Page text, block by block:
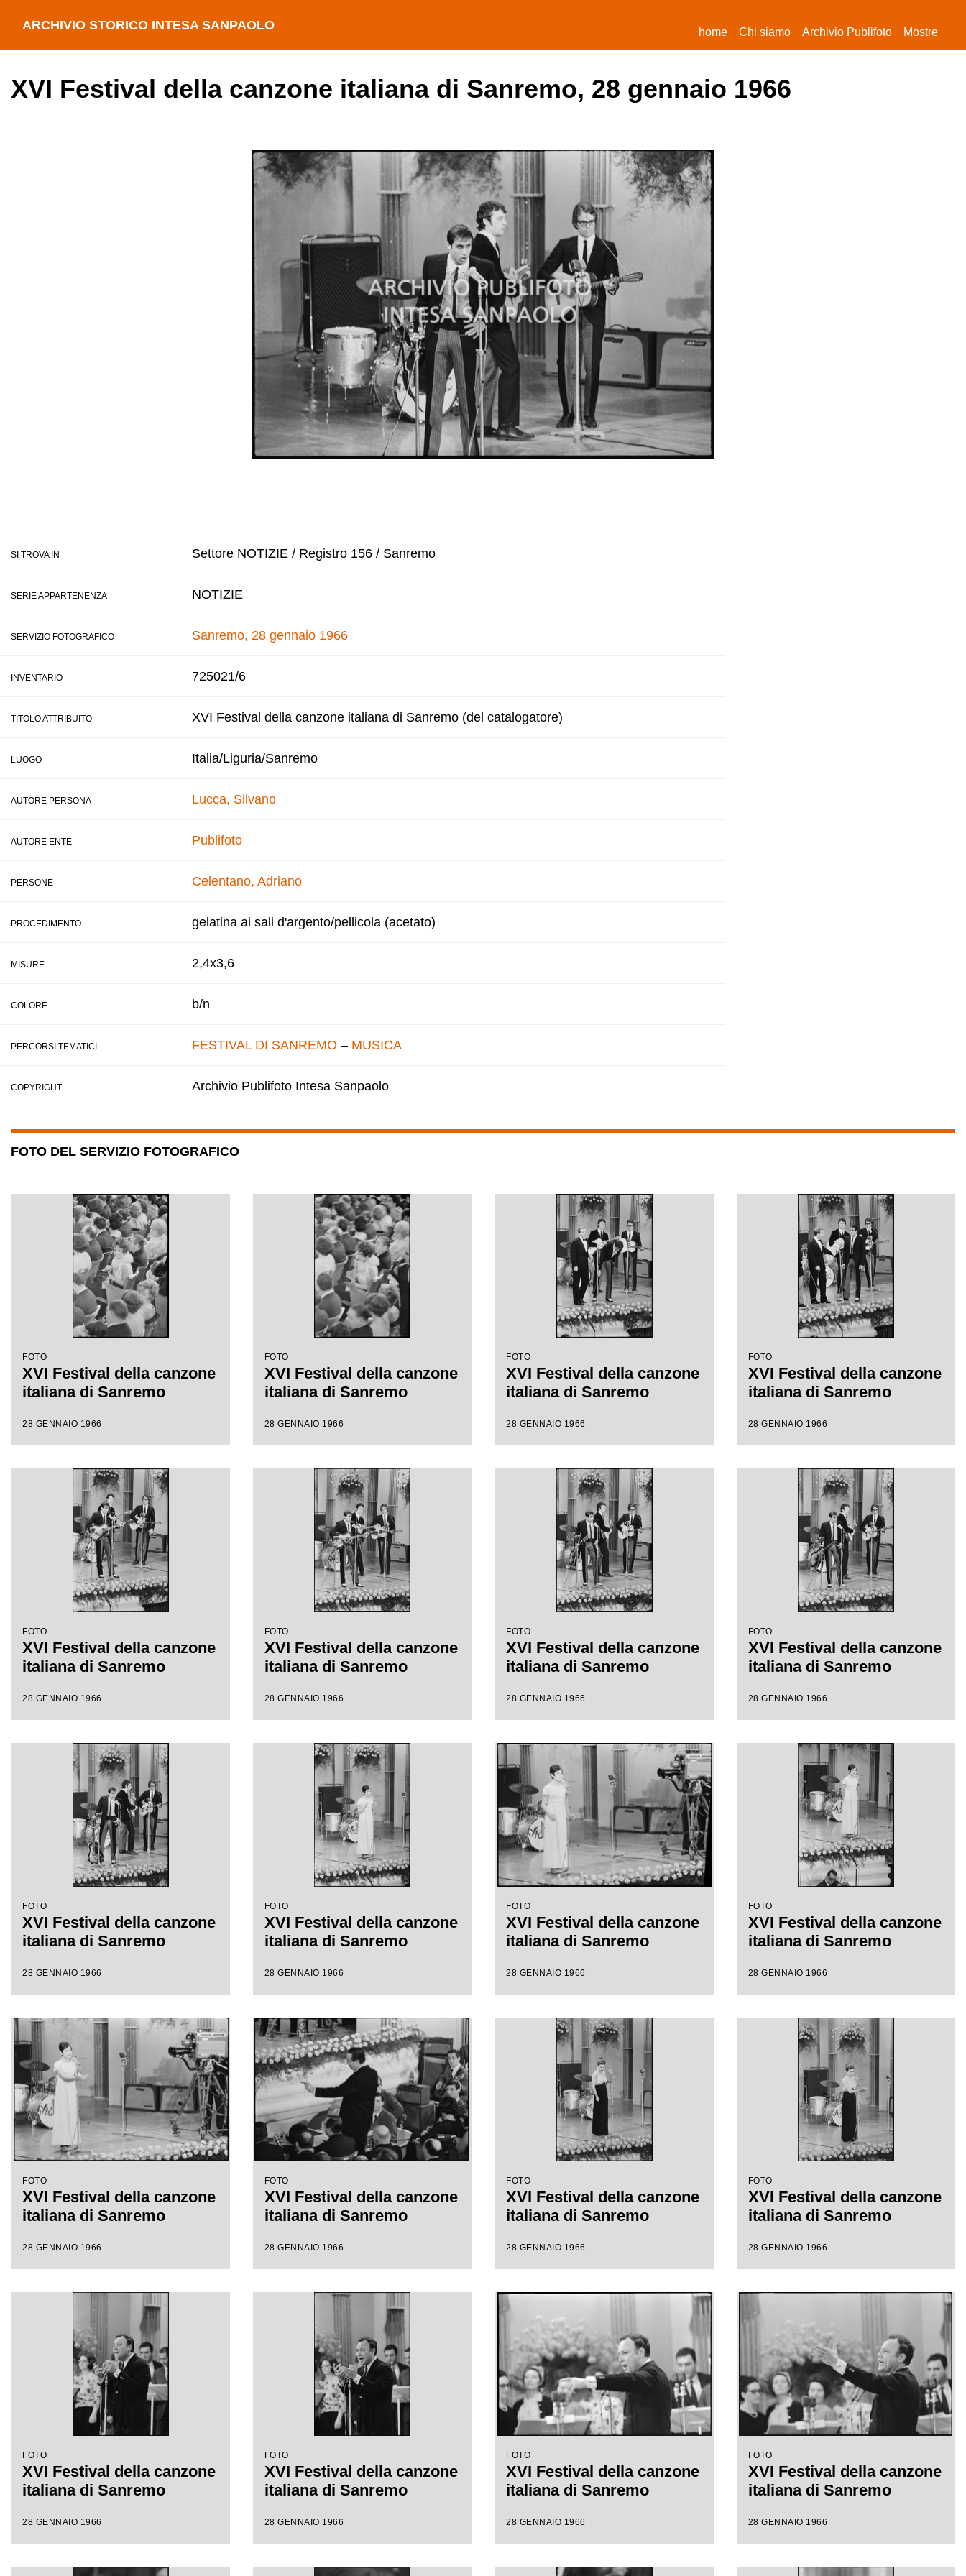
ARCHIVIO STORICO INTESA SANPAOLO home(current)
Chi siamo Archivio Publifoto Mostre
XVI Festival della canzone italiana di Sanremo, 28 gennaio 1966
SI TROVA IN Settore NOTIZIE / Registro 156 / Sanremo
SERIE APPARTENENZA NOTIZIE
SERVIZIO FOTOGRAFICO Sanremo, 28 gennaio 1966
INVENTARIO 725021/6
TITOLO ATTRIBUITO XVI Festival della canzone italiana di Sanremo (del catalogatore)
LUOGO Italia/Liguria/Sanremo
AUTORE PERSONA Lucca, Silvano
AUTORE ENTE Publifoto
PERSONE Celentano, Adriano
PROCEDIMENTO gelatina ai sali d'argento/pellicola (acetato)
MISURE 2,4x3,6
COLORE b/n
PERCORSI TEMATICI FESTIVAL DI SANREMO – MUSICA
COPYRIGHT Archivio Publifoto Intesa Sanpaolo
FOTO DEL SERVIZIO FOTOGRAFICO
FOTO
XVI Festival della canzone
italiana di Sanremo
28 GENNAIO 1966
FOTO
XVI Festival della canzone
italiana di Sanremo
28 GENNAIO 1966
FOTO
XVI Festival della canzone
italiana di Sanremo
28 GENNAIO 1966
FOTO
XVI Festival della canzone
italiana di Sanremo
28 GENNAIO 1966
FOTO
XVI Festival della canzone
italiana di Sanremo
28 GENNAIO 1966
FOTO
XVI Festival della canzone
italiana di Sanremo
28 GENNAIO 1966
FOTO
XVI Festival della canzone
italiana di Sanremo
28 GENNAIO 1966
FOTO
XVI Festival della canzone
italiana di Sanremo
28 GENNAIO 1966
FOTO
XVI Festival della canzone
italiana di Sanremo
28 GENNAIO 1966
FOTO
XVI Festival della canzone
italiana di Sanremo
28 GENNAIO 1966
FOTO
XVI Festival della canzone
italiana di Sanremo
28 GENNAIO 1966
FOTO
XVI Festival della canzone
italiana di Sanremo
28 GENNAIO 1966
FOTO
XVI Festival della canzone
italiana di Sanremo
28 GENNAIO 1966
FOTO
XVI Festival della canzone
italiana di Sanremo
28 GENNAIO 1966
FOTO
XVI Festival della canzone
italiana di Sanremo
28 GENNAIO 1966
FOTO
XVI Festival della canzone
italiana di Sanremo
28 GENNAIO 1966
FOTO
XVI Festival della canzone
italiana di Sanremo
28 GENNAIO 1966
FOTO
XVI Festival della canzone
italiana di Sanremo
28 GENNAIO 1966
FOTO
XVI Festival della canzone
italiana di Sanremo
28 GENNAIO 1966
FOTO
XVI Festival della canzone
italiana di Sanremo
28 GENNAIO 1966